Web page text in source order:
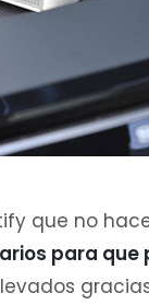
que no
para